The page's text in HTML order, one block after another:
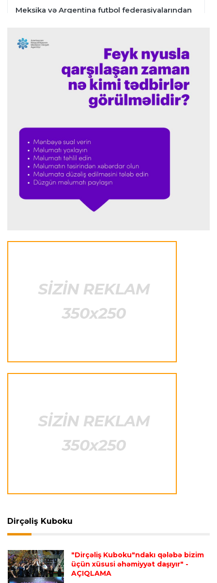
Meksika və Argentina futbol federasiyalarından
"Formula 1" pilotlarının 2026-cı il reytinqi
qatdı
Formula-1 23:29 07.08.2026
"Antonellinin potensialına heç vaxt şübhə
etməmişəm"
"Onun istedadı uşaq yaşlarından bəlli idi"
Lukaku ilə "Monako" arasında danışıqlar
Transfer 23:09 07.08.2026
hazırlaşır
"Real" argentinalı futbolçusunu "Fiorentina"ya
icarəyə göndərdi
Dirçəliş Kuboku
"Dirçəliş Kuboku"ndakı qələbə bizim
üçün xüsusi əhəmiyyət daşıyır" -
AÇIQLAMA